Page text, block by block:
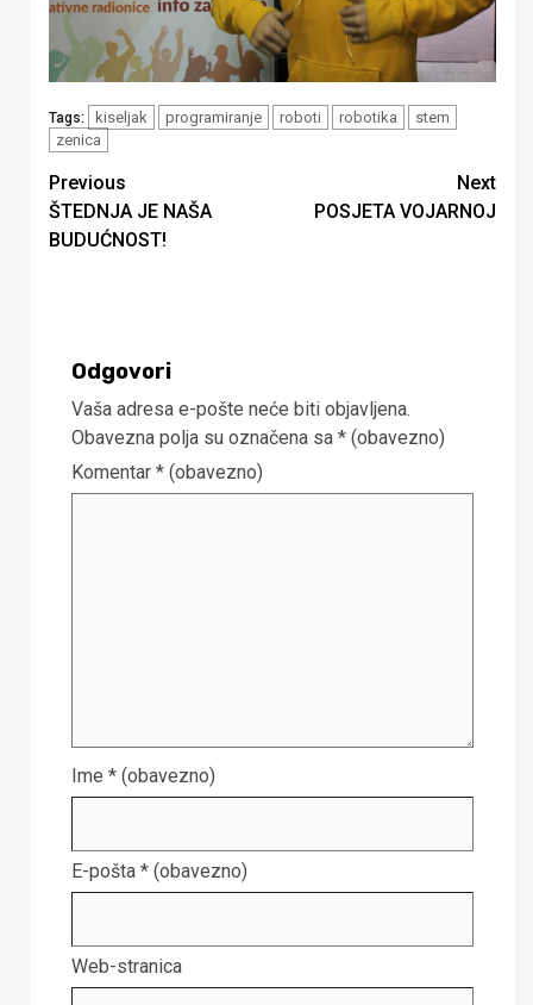
Tags: kiseljak programiranje roboti robotika
stem
zenica
Continue
Reading
Previous
ŠTEDNJA JE NAŠA
BUDUĆNOST!
Next
POSJETA VOJARNOJ
Odgovori
Vaša adresa e-pošte neće biti objavljena.
Obavezna polja su označena sa * (obavezno)
Komentar * (obavezno)
Ime * (obavezno)
E-pošta * (obavezno)
Web-stranica